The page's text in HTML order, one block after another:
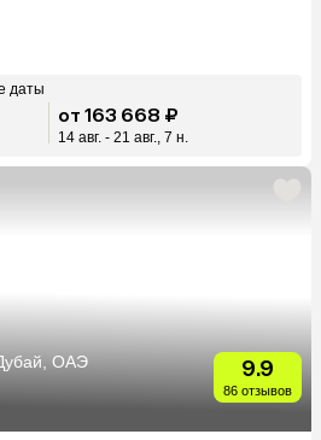
даты
от 163 668 ₽
14 авг. - 21 авг., 7 н.
ОАЭ 9.9
86 отзывов